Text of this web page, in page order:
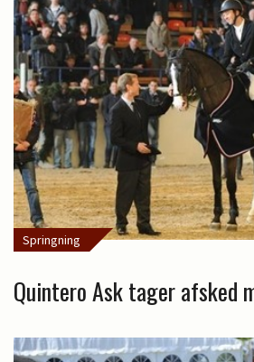
Springning
Quintero Ask tager afsked